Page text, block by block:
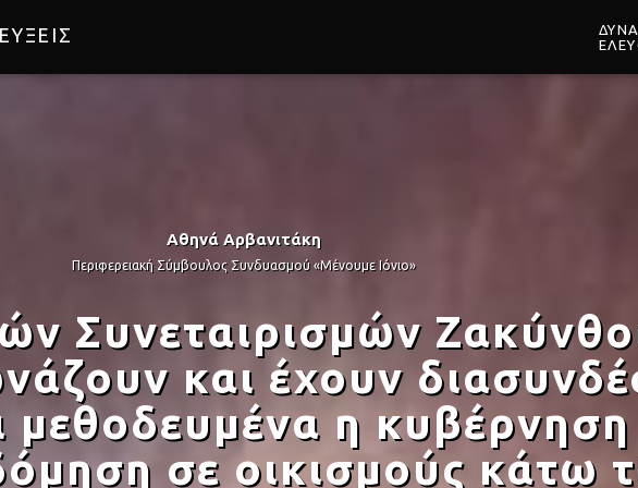
Αθηνά Αρβανιτάκη
Περιφερειακή Σύμβουλος Συνδυασμού «Μένουμε Ιόνιο»
Συνεταιρισμών
και έχουν
μεθοδευμένα η
σε οικισμούς κάτω